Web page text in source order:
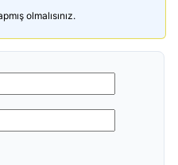
olmalısınız.